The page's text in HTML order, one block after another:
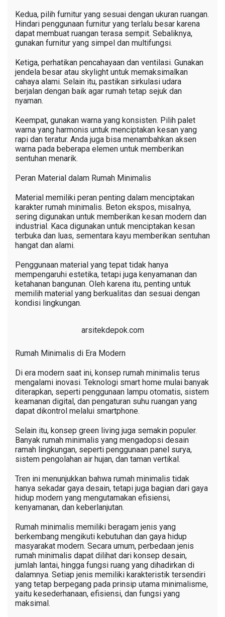
Kedua, pilih furnitur yang sesuai dengan ukuran ruangan.
Hindari penggunaan furnitur yang terlalu besar karena
dapat membuat ruangan terasa sempit. Sebaliknya,
gunakan furnitur yang simpel dan multifungsi.
Ketiga, perhatikan pencahayaan dan ventilasi. Gunakan
jendela besar atau skylight untuk memaksimalkan
cahaya alami. Selain itu, pastikan sirkulasi udara
berjalan dengan baik agar rumah tetap sejuk dan
nyaman.
Keempat, gunakan warna yang konsisten. Pilih palet
warna yang harmonis untuk menciptakan kesan yang
rapi dan teratur. Anda juga bisa menambahkan aksen
warna pada beberapa elemen untuk memberikan
sentuhan menarik.
Peran Material dalam Rumah Minimalis
Material memiliki peran penting dalam menciptakan
karakter rumah minimalis. Beton ekspos, misalnya,
sering digunakan untuk memberikan kesan modern dan
industrial. Kaca digunakan untuk menciptakan kesan
terbuka dan luas, sementara kayu memberikan sentuhan
hangat dan alami.
Penggunaan material yang tepat tidak hanya
mempengaruhi estetika, tetapi juga kenyamanan dan
ketahanan bangunan. Oleh karena itu, penting untuk
memilih material yang berkualitas dan sesuai dengan
kondisi lingkungan.
arsitekdepok.com
Rumah Minimalis di Era Modern
Di era modern saat ini, konsep rumah minimalis terus
mengalami inovasi. Teknologi smart home mulai banyak
diterapkan, seperti penggunaan lampu otomatis, sistem
keamanan digital, dan pengaturan suhu ruangan yang
dapat dikontrol melalui smartphone.
Selain itu, konsep green living juga semakin populer.
Banyak rumah minimalis yang mengadopsi desain
ramah lingkungan, seperti penggunaan panel surya,
sistem pengolahan air hujan, dan taman vertikal.
Tren ini menunjukkan bahwa rumah minimalis tidak
hanya sekadar gaya desain, tetapi juga bagian dari gaya
hidup modern yang mengutamakan efisiensi,
kenyamanan, dan keberlanjutan.
Rumah minimalis memiliki beragam jenis yang
berkembang mengikuti kebutuhan dan gaya hidup
masyarakat modern. Secara umum, perbedaan jenis
rumah minimalis dapat dilihat dari konsep desain,
jumlah lantai, hingga fungsi ruang yang dihadirkan di
dalamnya. Setiap jenis memiliki karakteristik tersendiri
yang tetap berpegang pada prinsip utama minimalisme,
yaitu kesederhanaan, efisiensi, dan fungsi yang
maksimal.